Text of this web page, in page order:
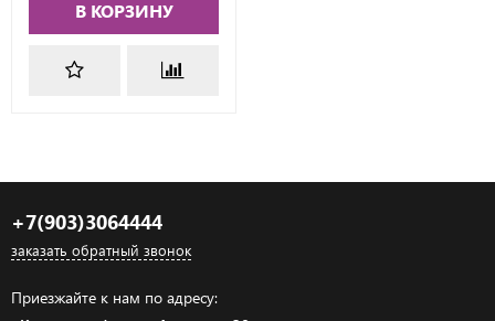
В КОРЗИНУ
+7(903)3064444
заказать обратный звонок
Приезжайте к нам по адресу: